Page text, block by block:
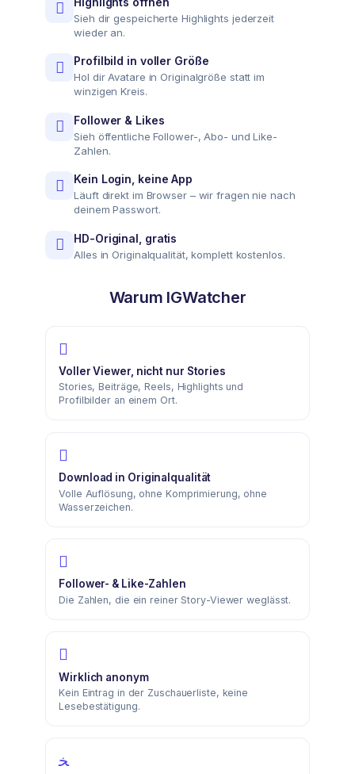
Sieh dir gespeicherte Highlights jederzeit
wieder an.
Profilbild in voller Größe
Hol dir Avatare in Originalgröße statt im
winzigen Kreis.
Follower & Likes
Sieh öffentliche Follower-, Abo- und Like-
Zahlen.
Kein Login, keine App
Läuft direkt im Browser – wir fragen nie nach
deinem Passwort.
HD-Original, gratis
Alles in Originalqualität, komplett kostenlos.
Warum IGWatcher
Voller Viewer, nicht nur Stories
Stories, Beiträge, Reels, Highlights und
Profilbilder an einem Ort.
Download in Originalqualität
Volle Auflösung, ohne Komprimierung, ohne
Wasserzeichen.
Follower- & Like-Zahlen
Die Zahlen, die ein reiner Story-Viewer weglässt.
Wirklich anonym
Kein Eintrag in der Zuschauerliste, keine
Lesebestätigung.